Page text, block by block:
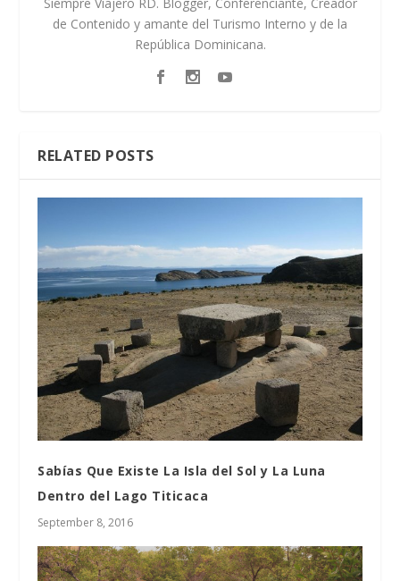
de Contenido y amante del Turismo Interno y de la
República Dominicana.
RELATED POSTS
Sabías Que Existe La Isla del Sol y La Luna
Dentro del Lago Titicaca
September 8, 2016